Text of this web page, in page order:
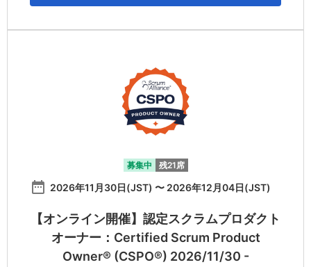
募集中 残21席
date_range 2026年11月30日(JST) 〜 2026年12月04日(JST)
【オンライン開催】認定スクラムプロダクト
オーナー：Certified Scrum Product
Owner® (CSPO®) 2026/11/30 -